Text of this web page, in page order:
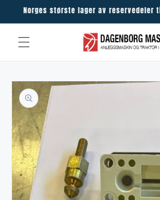
Skip to
Norges største lager av reservedeler
Skip to
product
information